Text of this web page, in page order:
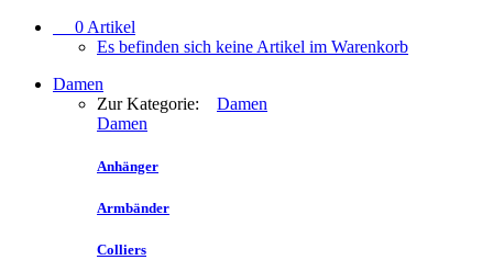
0 Artikel
Es befinden sich keine Artikel im Warenkorb
Damen
Zur Kategorie: Damen
Damen
Anhänger
Armbänder
Colliers